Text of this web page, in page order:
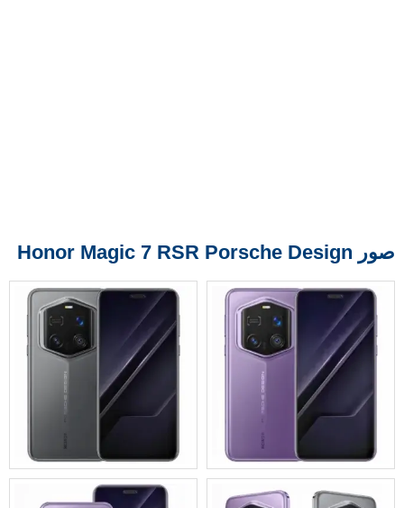
صور Honor Magic 7 RSR Porsche Design